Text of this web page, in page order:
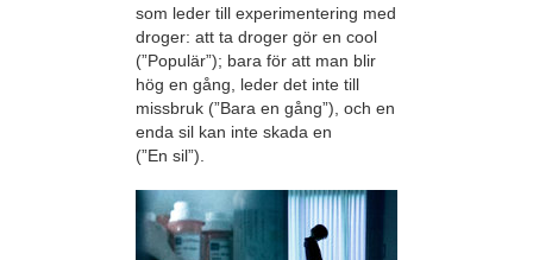
som leder till experimentering med
droger: att ta droger gör en cool
(”Populär”); bara för att man blir
hög en gång, leder det inte till
missbruk (”Bara en gång”), och en
enda sil kan inte skada en
(”En sil”).